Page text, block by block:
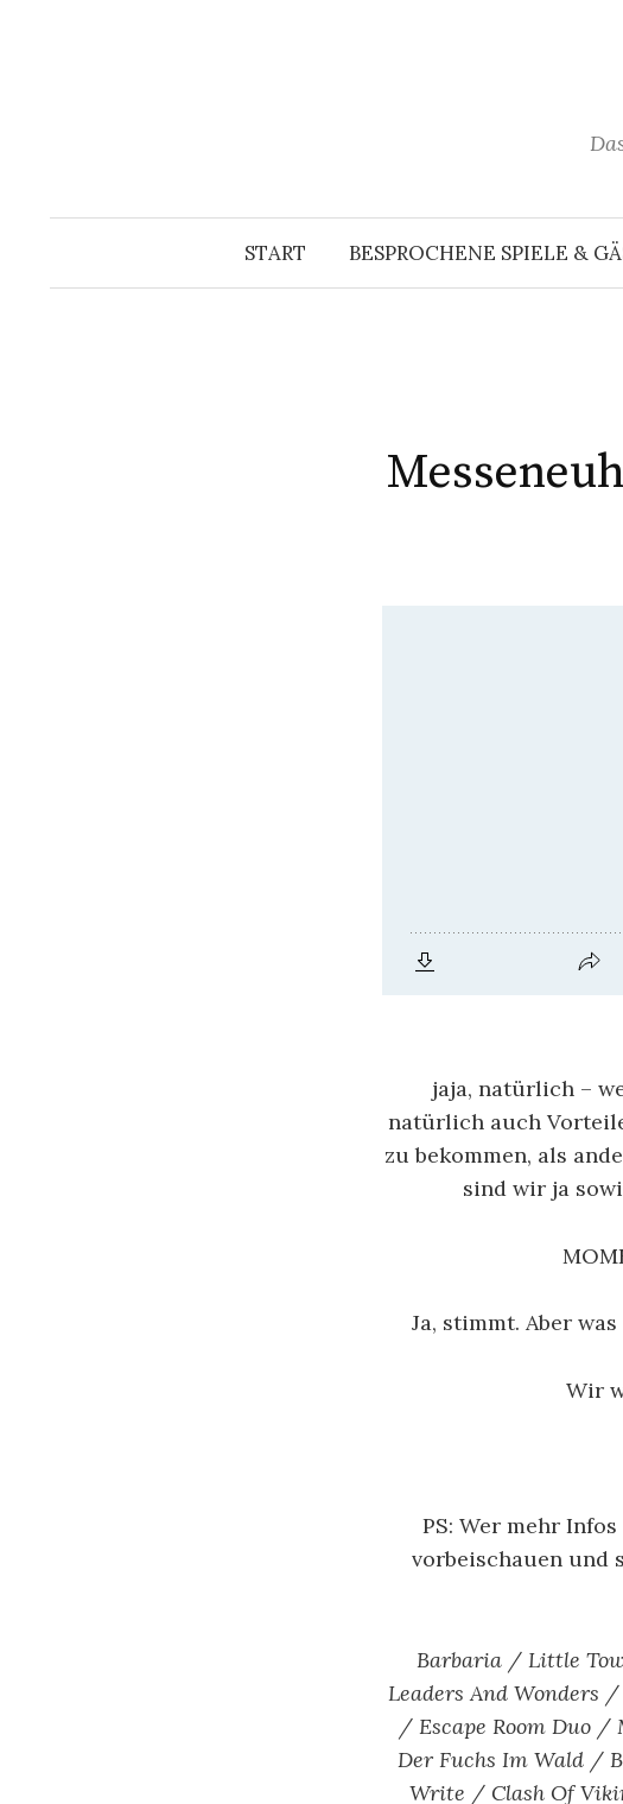
START BESPROCHENE SPIELE &
jaja, natürlich –
natürlich auch
zu bekommen, als
sind wir ja
Ja, stimmt. Aber
Wir
PS: Wer mehr
vorbeischauen und
Barbaria / Little
Leaders And Wonders
/ Escape Room Duo
Der Fuchs Im Wald /
Write / Clash Of